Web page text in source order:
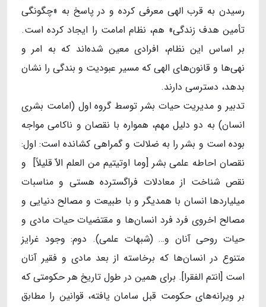
رسیدن به قرب الهی معرفی کرده و در پاسخ به «چگونگی
تأمین هدف زندگی» هم، نظام امامت را ایجاد کرده است.
بر اساس این نظام، افرادی معین شده‌اند که به امر و
نهی‌ها و قانون‌های الهی که مسیر عبودیت و بندگی را نشان
بدهد، دسترسی دارند.
تدبیر و مدیریت حیات بشر توسط گروه اول (امامت بشری
انسان) به دو دلیل مهم، همواره با نقصان و ناکامی مواجه
بوده است و بشر را به ضلالت و گمراهی کشانده است: اول:
نقصان احاطه علمی بشر [وما اوتیتیم من العلم الاّ قلیلاً] و
نقص شناخت از معادلات فراگسترده هستی و مناسبات
میلیاردها انسان با همدیگر و با طبیعت و مصالح دنیایی و
مصالح اخروی فرد فرد انسان‌ها و مقتضیات حیات مادی و
حیات روحی آنان و… (شبهات علمی). دوم: وجود غرایز
متنوع در انسان‌ها که برخاسته از بعد مادی و فقیر آنان
است [انتم الفقرا]. برای همین در طول تاریخ هر حکومتی که
بر ویرانه‌های حکومت قبل سامان یافته، قوانین را مطابق